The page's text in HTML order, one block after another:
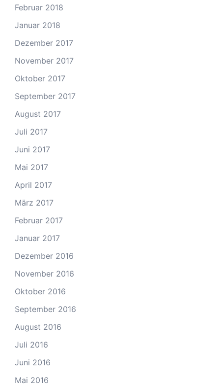
Februar 2018
Januar 2018
Dezember 2017
November 2017
Oktober 2017
September 2017
August 2017
Juli 2017
Juni 2017
Mai 2017
April 2017
März 2017
Februar 2017
Januar 2017
Dezember 2016
November 2016
Oktober 2016
September 2016
August 2016
Juli 2016
Juni 2016
Mai 2016